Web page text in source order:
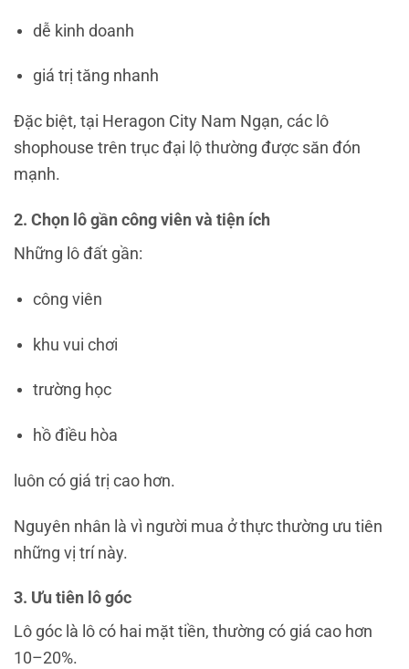
dễ kinh doanh
giá trị tăng nhanh
Đặc biệt, tại Heragon City Nam Ngạn, các lô
shophouse trên trục đại lộ thường được săn đón
mạnh.
2. Chọn lô gần công viên và tiện ích
Những lô đất gần:
công viên
khu vui chơi
trường học
hồ điều hòa
luôn có giá trị cao hơn.
Nguyên nhân là vì người mua ở thực thường ưu tiên
những vị trí này.
3. Ưu tiên lô góc
Lô góc là lô có hai mặt tiền, thường có giá cao hơn
10–20%.